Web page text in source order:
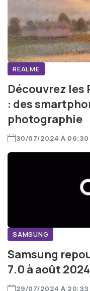
REALME
Découvrez les
: des
photographie
30/07/2024 À 06:30
SAMSUNG
Samsung
7.0 à août 2024
29/07/2024 À 20:33